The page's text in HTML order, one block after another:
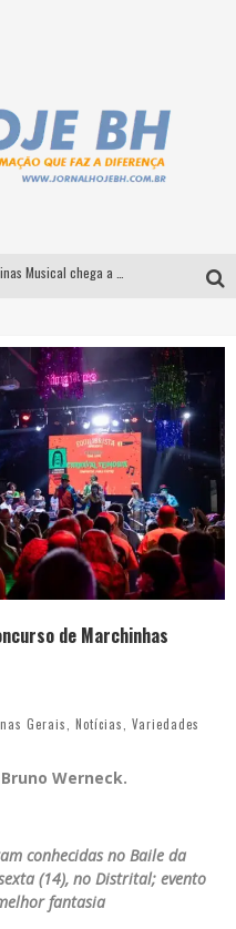
Milton Guedes traz turnê “Milton Canta Lulu” a Belo Horizonte
de Marchinhas
Gerais, Notícias, Variedades
Werneck.
conhecidas no Baile da
(14), no Distrital; evento
fantasia